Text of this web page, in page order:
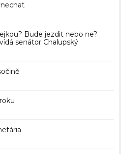
Bude jezdit nebo ne?
senátor Chalupský